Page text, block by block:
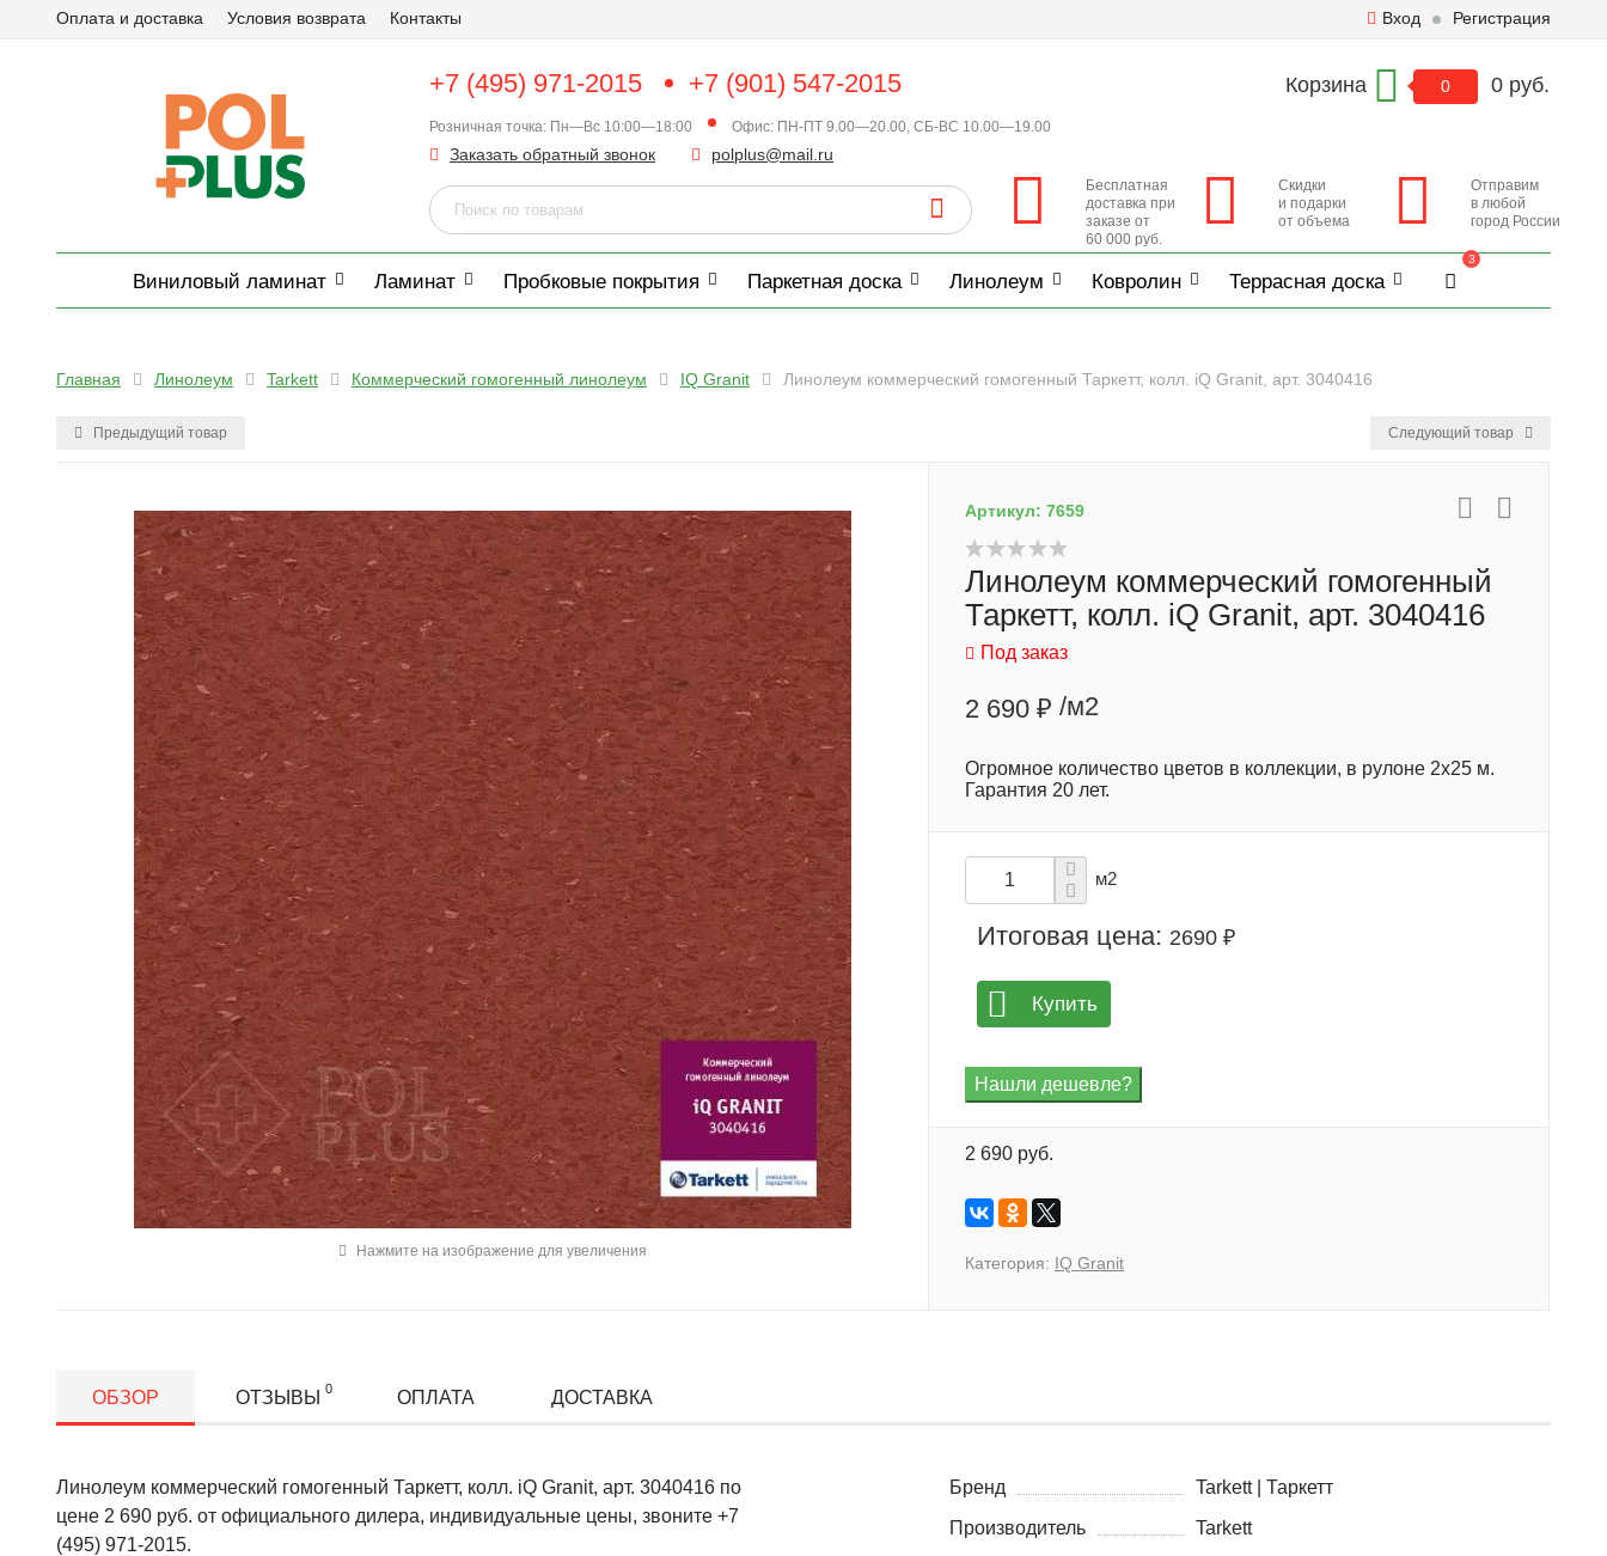
Оплата и доставка Условия возврата Контакты Вход Регистрация
+7 (495) 971-2015 +7 (901) 547-2015
Розничная точка: Пн—Вс 10:00—18:00 Офис: ПН-ПТ 9.00—20.00, СБ-ВС 10.00—19.00
Заказать обратный звонок polplus@mail.ru
Корзина 0 0 руб.
Бесплатная
доставка при
заказе от
60 000 руб.
Скидки
и подарки
от объема
Отправим
в любой
город России
Виниловый ламинат Ламинат Пробковые покрытия Паркетная доска Линолеум Ковролин Террасная доска
3
Главная Линолеум Tarkett Коммерческий гомогенный линолеум IQ Granit Линолеум коммерческий гомогенный Таркетт, колл. iQ Granit, арт. 3040416
Предыдущий товар Следующий товар
Нажмите на изображение для увеличения
Артикул: 7659
Линолеум коммерческий гомогенный
Таркетт, колл. iQ Granit, арт. 3040416
Под заказ
2 690 ₽ /м2
Огромное количество цветов в коллекции, в рулоне 2х25 м.
Гарантия 20 лет.
м2
Итоговая цена: 2690 ₽
Купить
2 690 руб.
Категория: IQ Granit
ОБЗОР ОТЗЫВЫ 0 ОПЛАТА ДОСТАВКА
Линолеум коммерческий гомогенный Таркетт, колл. iQ Granit, арт. 3040416 по
цене 2 690 руб. от официального дилера, индивидуальные цены, звоните +7
(495) 971-2015.
Бренд
Tarkett | Таркетт
Производитель
Tarkett